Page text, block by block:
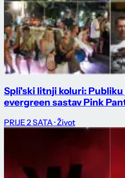
Spli'ski litnji koluri: Publiku
evergreen sastav Pink
PRIJE 2 SATA · Život